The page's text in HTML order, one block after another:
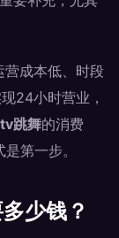
营成本低、时段
24小时营业，
跳舞的消费
第一步。
少钱？